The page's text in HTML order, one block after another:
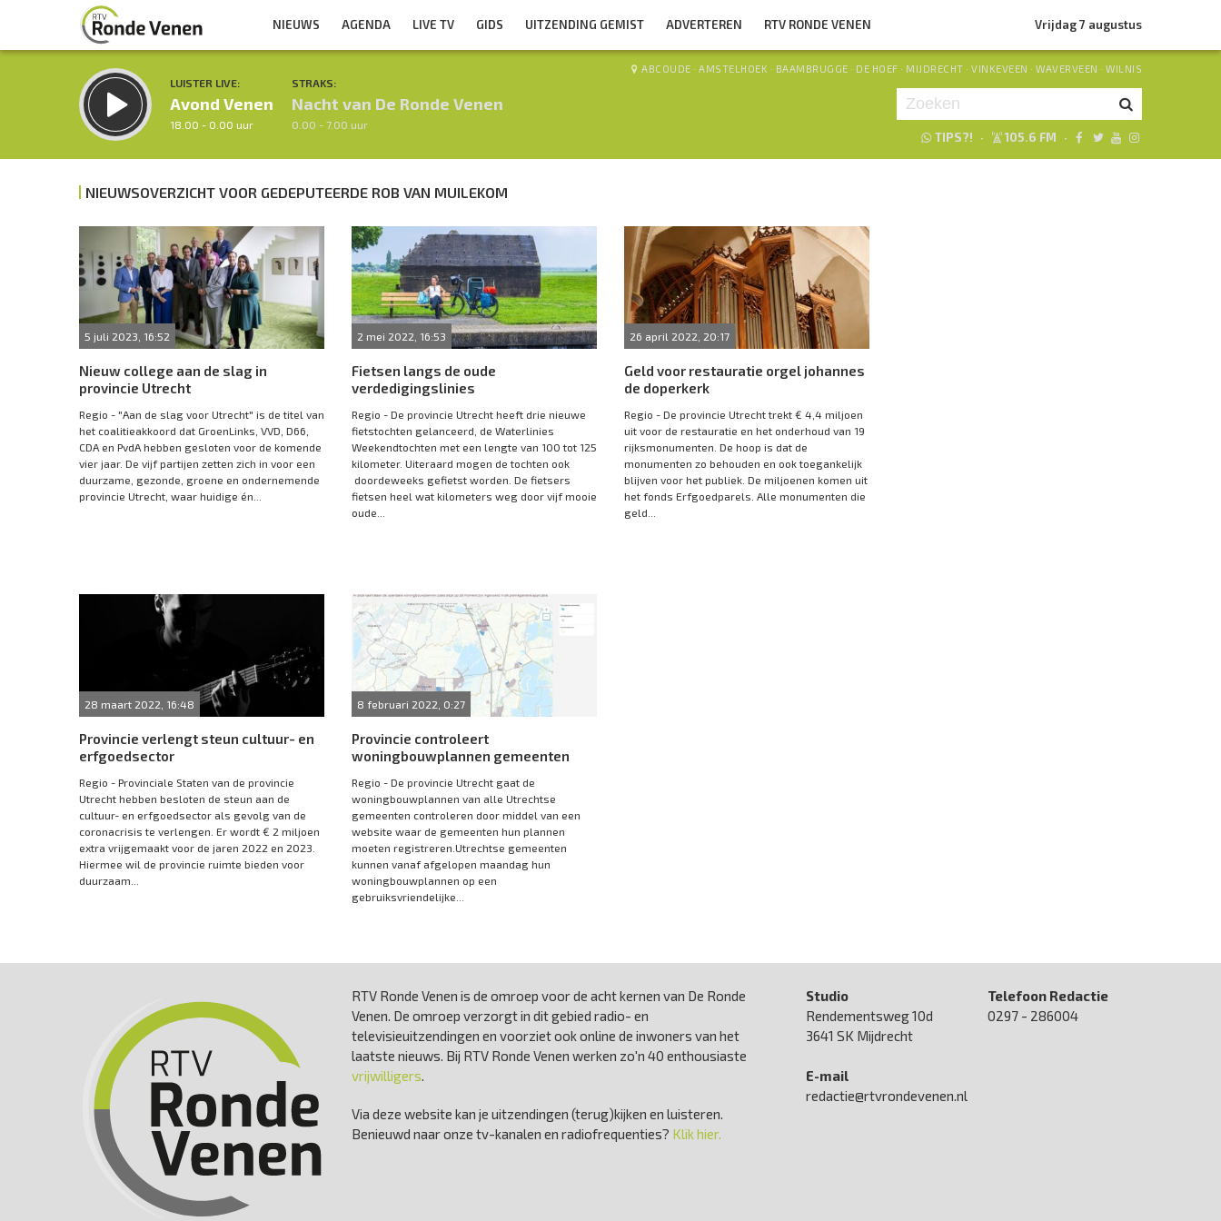
NIEUWS AGENDA LIVE TV GIDS UITZENDING GEMIST ADVERTEREN RTV RONDE VENEN Vrijdag 7 augustus
LUISTER LIVE:
Avond Venen
18.00 - 0.00 uur
STRAKS:
Nacht van De Ronde Venen
0.00 - 7.00 uur
ABCOUDE · AMSTELHOEK · BAAMBRUGGE · DE HOEF · MIJDRECHT · VINKEVEEN · WAVERVEEN · WILNIS
TIPS?! · 105.6 FM ·
Inklappen
NIEUWSOVERZICHT VOOR GEDEPUTEERDE ROB VAN MUILEKOM
5 juli 2023, 16:52
Nieuw college aan de slag in
provincie Utrecht
Regio - "Aan de slag voor Utrecht" is de titel van
het coalitieakkoord dat GroenLinks, VVD, D66,
CDA en PvdA hebben gesloten voor de komende
vier jaar. De vijf partijen zetten zich in voor een
duurzame, gezonde, groene en ondernemende
provincie Utrecht, waar huidige én...
2 mei 2022, 16:53
Fietsen langs de oude
verdedigingslinies
Regio - De provincie Utrecht heeft drie nieuwe
fietstochten gelanceerd, de Waterlinies
Weekendtochten met een lengte van 100 tot 125
kilometer. Uiteraard mogen de tochten ook
doordeweeks gefietst worden. De fietsers
fietsen heel wat kilometers weg door vijf mooie
oude...
26 april 2022, 20:17
Geld voor restauratie orgel johannes
de doperkerk
Regio - De provincie Utrecht trekt € 4,4 miljoen
uit voor de restauratie en het onderhoud van 19
rijksmonumenten. De hoop is dat de
monumenten zo behouden en ook toegankelijk
blijven voor het publiek. De miljoenen komen uit
het fonds Erfgoedparels. Alle monumenten die
geld...
28 maart 2022, 16:48
Provincie verlengt steun cultuur- en
erfgoedsector
Regio - Provinciale Staten van de provincie
Utrecht hebben besloten de steun aan de
cultuur- en erfgoedsector als gevolg van de
coronacrisis te verlengen. Er wordt € 2 miljoen
extra vrijgemaakt voor de jaren 2022 en 2023.
Hiermee wil de provincie ruimte bieden voor
duurzaam...
8 februari 2022, 0:27
Provincie controleert
woningbouwplannen gemeenten
Regio - De provincie Utrecht gaat de
woningbouwplannen van alle Utrechtse
gemeenten controleren door middel van een
website waar de gemeenten hun plannen
moeten registreren.Utrechtse gemeenten
kunnen vanaf afgelopen maandag hun
woningbouwplannen op een
gebruiksvriendelijke...
RTV Ronde Venen is de omroep voor de acht kernen van De Ronde
Venen. De omroep verzorgt in dit gebied radio- en
televisieuitzendingen en voorziet ook online de inwoners van het
laatste nieuws. Bij RTV Ronde Venen werken zo'n 40 enthousiaste
vrijwilligers.
Via deze website kan je uitzendingen (terug)kijken en luisteren.
Benieuwd naar onze tv-kanalen en radiofrequenties? Klik hier.
Studio
Rendementsweg 10d
3641 SK Mijdrecht
E-mail
redactie@rtvrondevenen.nl
Telefoon Redactie
0297 - 286004